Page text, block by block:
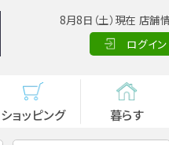
8月8日（土）現在 店
ログイン
ショッピング 暮らす